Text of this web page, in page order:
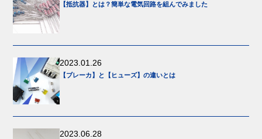
【抵抗器】とは？簡単な電気回路を組んでみました
2023.01.26
【ブレーカ】と【ヒューズ】の違いとは
2023.06.28